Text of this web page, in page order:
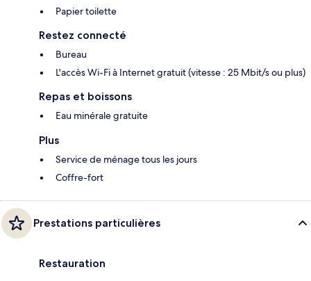
Papier toilette
Restez connecté
Bureau
L'accès Wi-Fi à Internet gratuit (vitesse : 25 Mbit/s ou plus)
Repas et boissons
Eau minérale gratuite
Plus
Service de ménage tous les jours
Coffre-fort
Prestations particulières
Restauration